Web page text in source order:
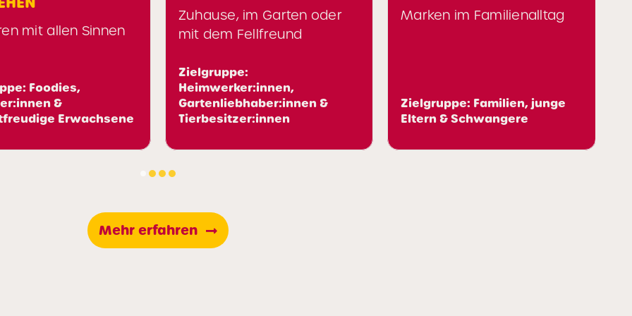
Zuhause, im Garten oder
mit dem Fellfreund
Heimwerker:innen,
Gartenliebhaber:innen &
Tierbesitzer:innen
Marken im Familienalltag
Zielgruppe: Familien, junge
Eltern & Schwangere
Young
Mehr erfahren